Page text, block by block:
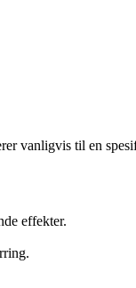
vanligvis til en
effekter.